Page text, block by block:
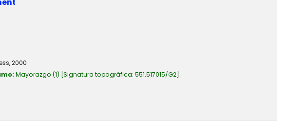
2000
Mayorazgo (1) Signatura topográfica: 551.517015/G2 .